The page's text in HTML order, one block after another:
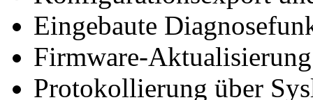
Eingebaute
Firmware-
Protokollierung über